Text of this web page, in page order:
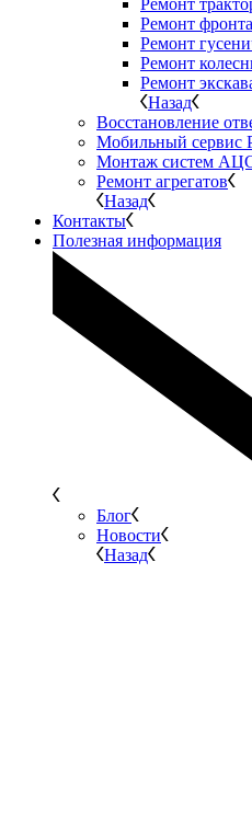
Ремонт
Ремонт
Ремонт
Ремонт
Ремонт
Назад
Восстановление
Мобильный сервис
Монтаж систем
Ремонт агрегатов
Назад
Контакты
Полезная информация
Блог
Новости
Назад